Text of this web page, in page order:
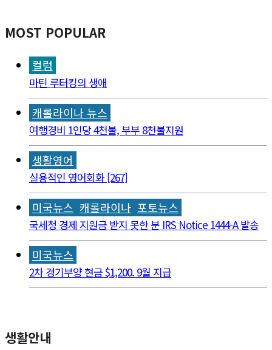
MOST POPULAR
컬럼
마틴 루터킹의 생애
캐롤라이나 뉴스
여행경비 1인당 4천불, 부부 8천불지원
생활영어
실용적인 영어회화 [267]
미국뉴스 캐롤라이나 포토뉴스
국세청 경제 지원금 받지 못한 분 IRS Notice 1444-A 발송
미국뉴스
2차 경기부양 현금 $1,200. 9월 지급
생활안내